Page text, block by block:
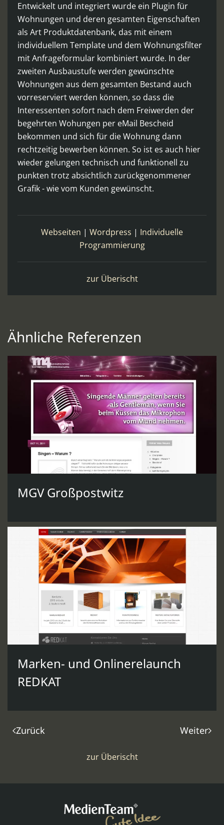
Entwickelt und integriert wurde ein Plugin für
Wohnungen und deren gesamten Eigenschaften
als Art Produktdatenbank, das mit einem
individuellem Template und dem Wohnungsfilter
mit Anfrageformular kombiniert wurde. In der
zweiten Ausbaustufe werden gewünschte
Wohnungen aus dem gesamten Bestand auch
vorreserviert werden können, so dass die
Interessenten sofort nach dem Freiwerden der
begehrten Wohungen per eMail Bescheid
bekommen und sich für die Wohnung dann
rechtzeitig bewerben können. So ist es auch hier
wieder gelungen technisch und funktionell zu
punkten trotz absichtlich zurückgenommener
Grafik - wie vom Kunden gewünscht.
Webseiten | Wordpress | Individuelle
Programmierung
zur Überischt
Ähnliche Referenzen
MGV Großpostwitz
Marken- und Onlinerelaunch
REDKAT
Zurück Weiter
zur Überischt